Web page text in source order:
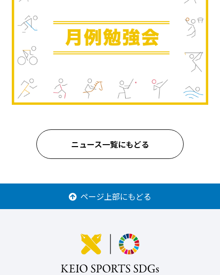
ニュース一覧にもどる
ページ上部にもどる